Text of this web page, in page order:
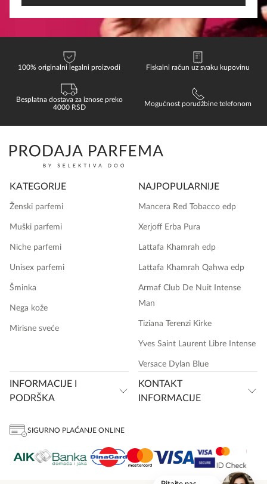
100% originalni legalni proizvodi Fiskalni račun uz svaku kupovinu
Besplatna dostava za iznose preko
4000 RSD
Mogućnost porudžbine telefonom
KATEGORIJE
Ženski parfemi
Muški parfemi
Niche parfemi
Unisex parfemi
Šminka
Nega kože
Mirisne sveće
NAJPOPULARNIJE
Mancera Red Tobacco edp
Xerjoff Erba Pura
Lattafa Khamrah edp
Lattafa Khamrah Qahwa edp
Armaf Club De Nuit Intense
Man
Tiziana Terenzi Kirke
Yves Saint Laurent Libre Intense
Versace Dylan Blue
INFORMACIJE I
PODRŠKA
KONTAKT
INFORMACIJE
SIGURNO PLAĆANJE ONLINE